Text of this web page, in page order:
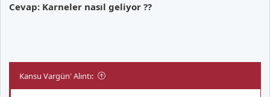
Cevap: Karneler nasıl geliyor ??
Kansu Vargün' Alıntı: